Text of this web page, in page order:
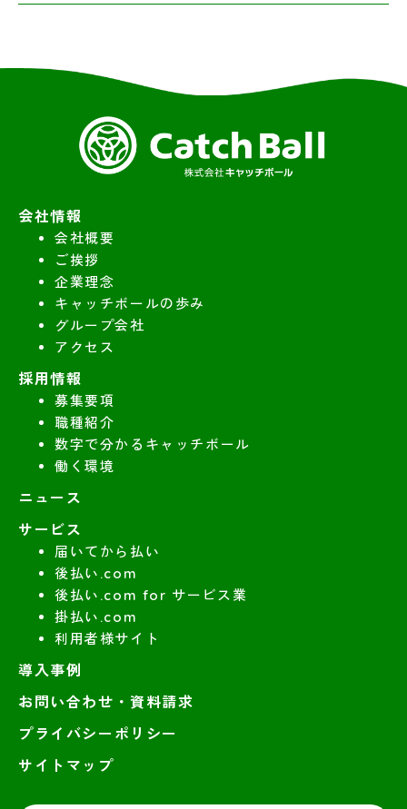
会社情報
会社概要
ご挨拶
企業理念
キャッチボールの歩み
グループ会社
アクセス
採用情報
募集要項
職種紹介
数字で分かるキャッチボール
働く環境
ニュース
サービス
届いてから払い
後払い.com
後払い.com for サービス業
掛払い.com
利用者様サイト
導入事例
お問い合わせ・資料請求
プライバシーポリシー
サイトマップ